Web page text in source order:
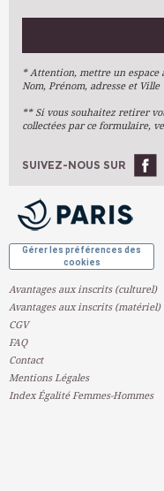
VOS PRÉFÉRENCES
Arts Plastiques
Arts Du Texte
Arts Numériques
Ateliers À L'année
* Attention, mettre un espace
Nom, Prénom, adresse et Ville
** Si vous souhaitez retirer
collectées par ce formulaire,
SUIVEZ-NOUS SUR
Gérer les préférences des
cookies
Avantages aux inscrits (culturel)
Avantages aux inscrits (matériel)
CGV
FAQ
Contact
Mentions Légales
Index Égalité Femmes-Hommes